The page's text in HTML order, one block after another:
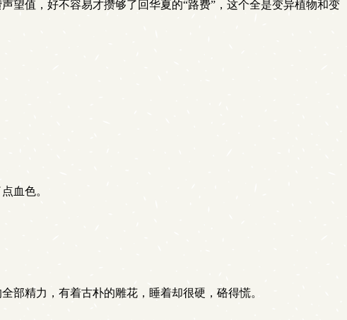
望值，好不容易才攒够了回华夏的“路费”，这个全是变异植物和变
血色。
部精力，有着古朴的雕花，睡着却很硬，硌得慌。